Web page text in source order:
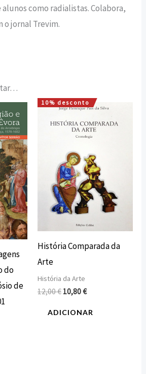
alunos como radialistas. Colabora,
jornal Trevim.
do
de
10% desconto
História Comparada da
Arte
História da Arte
12,00€
O
original
10,80€
O
atual
é:
ADICIONAR